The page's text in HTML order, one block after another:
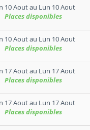
10 Aoutau Lun 10 Aout
Places disponibles
10 Aoutau Lun 10 Aout
Places disponibles
17 Aoutau Lun 17 Aout
Places disponibles
17 Aoutau Lun 17 Aout
Places disponibles